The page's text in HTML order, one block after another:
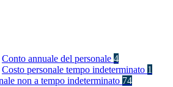
Conto annuale del personale 4
Costo personale tempo indeterminato 1
non a tempo indeterminato 74